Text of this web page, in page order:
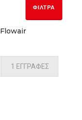
Flowair
1 ΕΓΓΡΑΦΈΣ
ΦΊΛΤΡΑ